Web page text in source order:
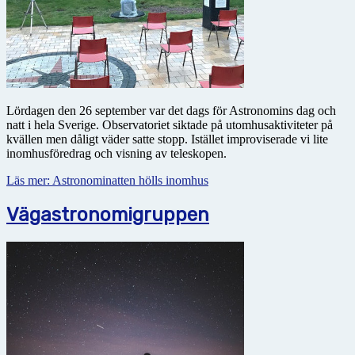
Lördagen den 26 september var det dags för Astronomins dag och
natt i hela Sverige. Observatoriet siktade på utomhusaktiviteter på
kvällen men dåligt väder satte stopp. Istället improviserade vi lite
inomhusföredrag och visning av teleskopen.
Läs mer: Astronominatten hölls inomhus
Vägastronomigruppen